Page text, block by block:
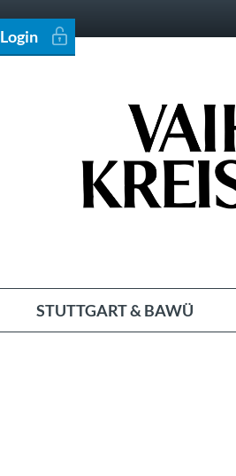
Login
STUTTGART & BAWÜ